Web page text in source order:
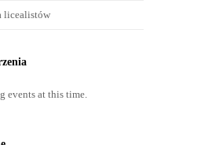
licealistów
events at this time.